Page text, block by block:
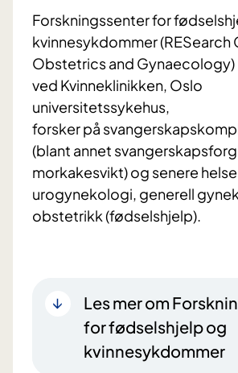
Forskningssenter for
kvinnesykdommer (RESearch
Obstetrics and Gynaecology)
ved Kvinneklinikken, Oslo
universitetssykehus,
forsker på
(blant annet
morkakesvikt) og senere
urogynekologi, generell
obstetrikk (fødselshjelp).
Les mer om
for fødselshjelp og
kvinnesykdommer